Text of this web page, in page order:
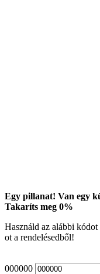
Egy pillanat! Van egy
Takaríts meg 0%
Használd az alábbi
ot a rendelésedből!
000000